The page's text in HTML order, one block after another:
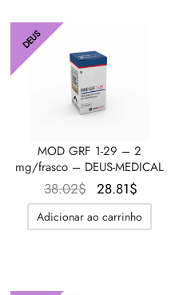
DEUS
MOD GRF 1-29 – 2
mg/frasco – DEUS-MEDICAL
38.02$
O
preço
original
28.81$
preço
atual é:
Adicionar ao carrinho